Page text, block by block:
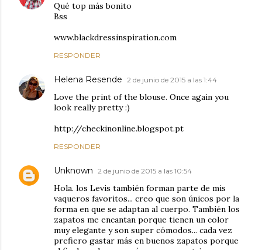
Qué top más bonito
Bss
www.blackdressinspiration.com
RESPONDER
Helena Resende 2 de junio de 2015 a las 1:44
Love the print of the blouse. Once again you
look really pretty :)
http://checkinonline.blogspot.pt
RESPONDER
Unknown 2 de junio de 2015 a las 10:54
Hola. los Levis también forman parte de mis
vaqueros favoritos... creo que son únicos por la
forma en que se adaptan al cuerpo. También los
zapatos me encantan porque tienen un color
muy elegante y son super cómodos... cada vez
prefiero gastar más en buenos zapatos porque